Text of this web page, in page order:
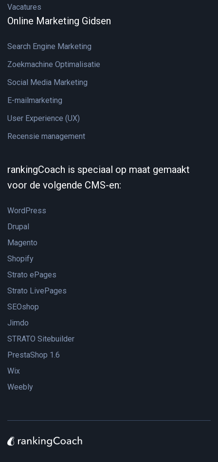
Vacatures
Online Marketing Gidsen
Search Engine Marketing
Zoekmachine Optimalisatie
Social Media Marketing
E-mailmarketing
User Experience (UX)
Recensie management
rankingCoach is speciaal op maat gemaakt
voor de volgende CMS-en:
WordPress
Drupal
Magento
Shopify
Strato ePages
Strato LivePages
SEOshop
Jimdo
STRATO Sitebuilder
PrestaShop 1.6
Wix
Weebly